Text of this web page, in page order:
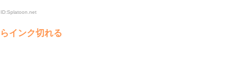
ID:Splatoon.net
インク切れる